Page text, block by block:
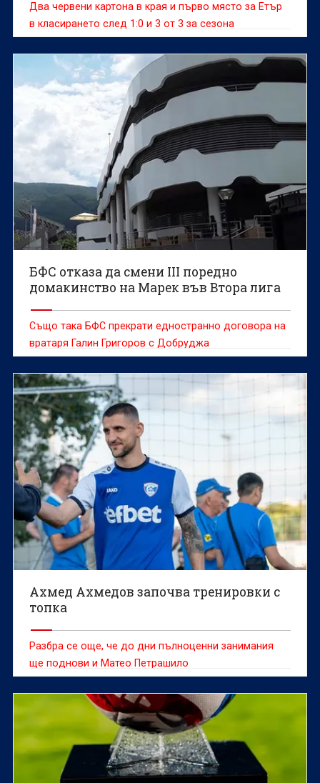
Два червени картона в края и първо място за Етър
в класирането след 1:0 и 3 от 3 за сезона
БФС отказа да смени III поредно
домакинство на Марек във Втора лига
Също така БФС прекрати едностранно договора на
вратаря Галин Григоров с Добруджа
Ахмед Ахмедов започва тренировки с
топка
Разбра се още, че до дни пълноценни занимания
ще поднови и Матео Петрашило